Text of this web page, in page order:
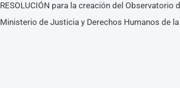
RESOLUCIÓN para la creación del Observatorio
Ministerio de Justicia y Derechos Humanos de